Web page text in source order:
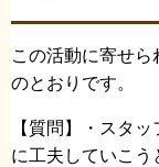
この活動に寄せ
のとおりです。
【質問】・スタ
に工夫していこう